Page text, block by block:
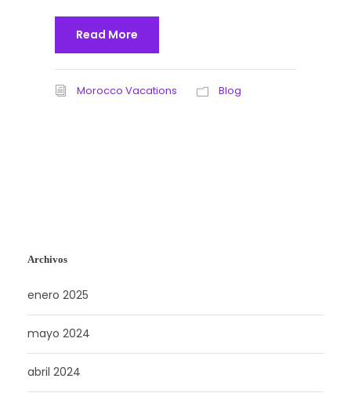
Read More
Morocco Vacations Blog
Archivos
enero 2025
mayo 2024
abril 2024